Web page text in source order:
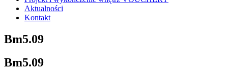
Aktualności
Kontakt
Bm5.09
Bm5.09